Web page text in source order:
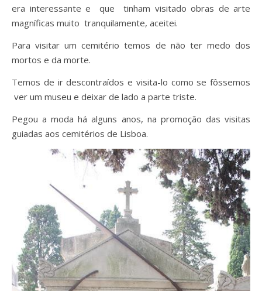
era interessante e que tinham visitado obras de arte
magníficas muito tranquilamente, aceitei.
Para visitar um cemitério temos de não ter medo dos
mortos e da morte.
Temos de ir descontraídos e visita-lo como se fôssemos
ver um museu e deixar de lado a parte triste.
Pegou a moda há alguns anos, na promoção das visitas
guiadas aos cemitérios de Lisboa.